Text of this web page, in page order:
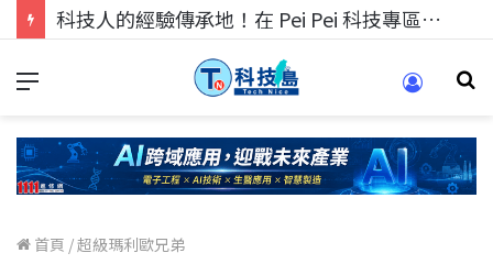
科技人的經驗傳承地！在 Pei Pei 科技專區，與學弟妹交流最硬核的技術
首頁 /超級瑪利歐兄弟